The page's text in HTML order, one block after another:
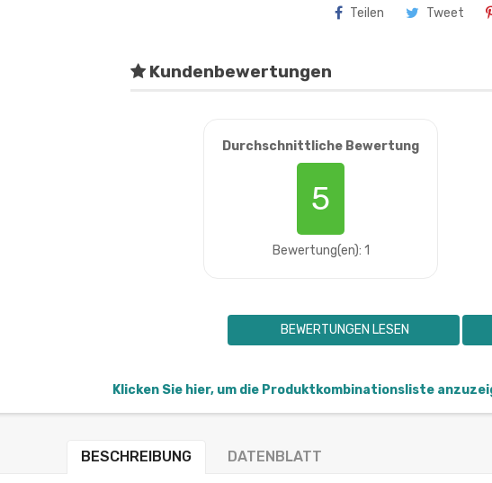
Teilen Tweet
Kundenbewertungen
Durchschnittliche Bewertung
5
Bewertung(en): 1
BEWERTUNGEN LESEN
Klicken Sie hier, um die Produktkombinationsliste
BESCHREIBUNG DATENBLATT